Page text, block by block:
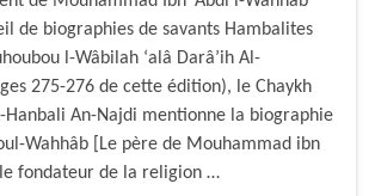
de biographies de savants Hambalites
l-Wâbilah ‘alâ Darâ’ih Al-
275-276 de cette édition), le Chaykh
Hanbali An-Najdi mentionne la biographie
Wahhâb [Le père de Mouhammad ibn
le fondateur de la religion …